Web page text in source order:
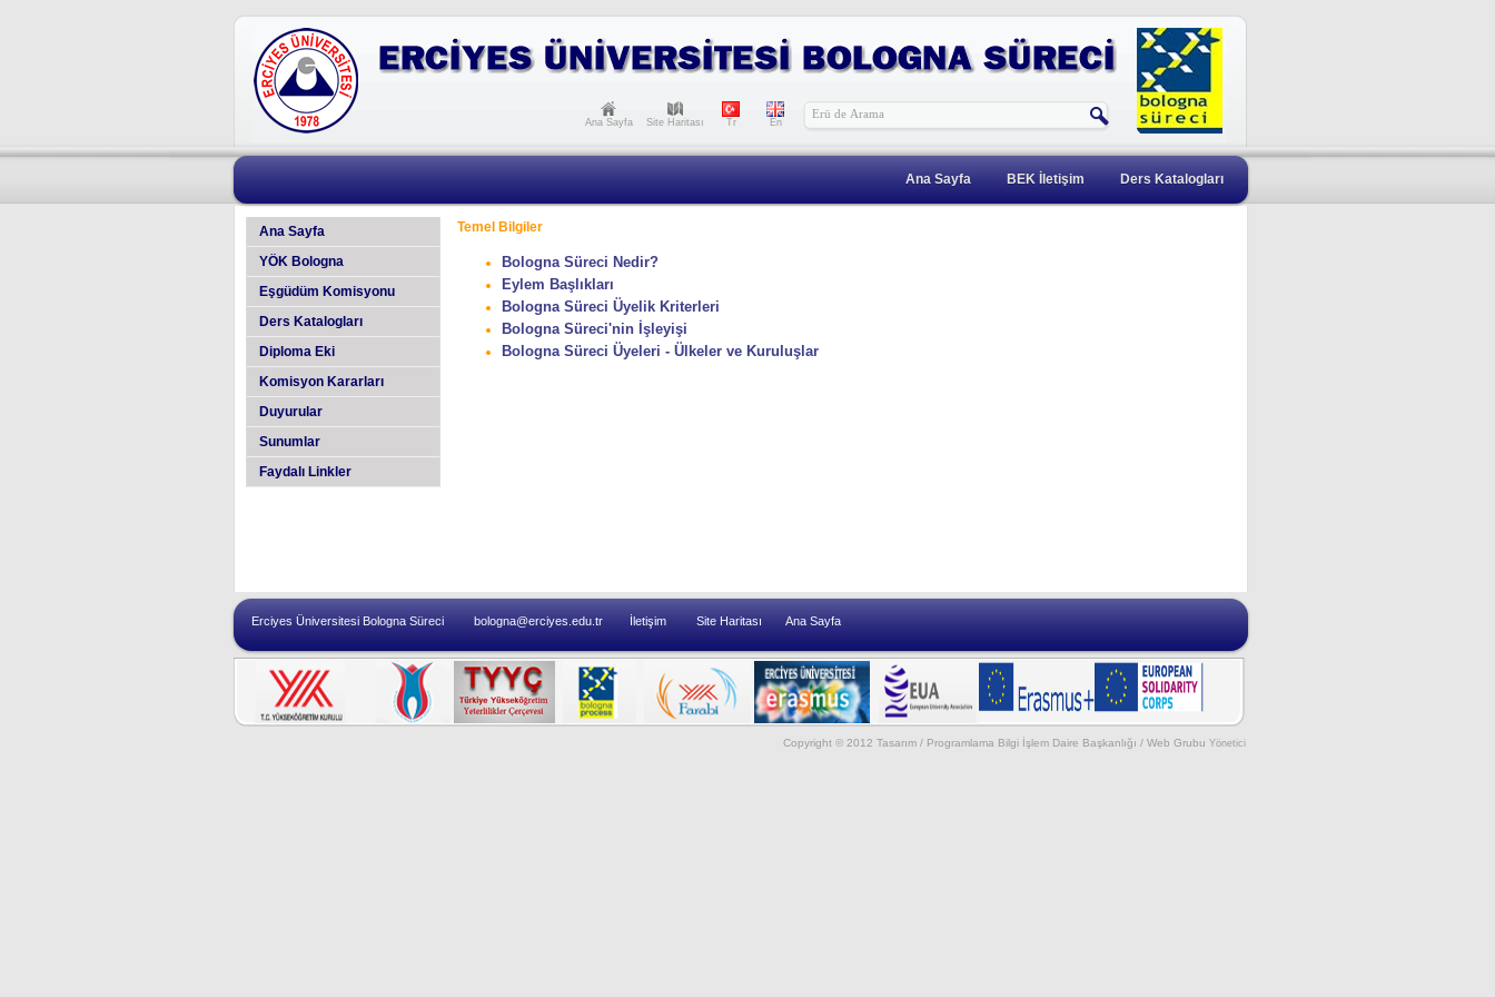
Ana Sayfa Site Haritası Tr En
Ders Katalogları
BEK İletişim
Ana Sayfa
Ana Sayfa
YÖK Bologna
Eşgüdüm Komisyonu
Ders Katalogları
Diploma Eki
Komisyon Kararları
Duyurular
Sunumlar
Faydalı Linkler
Temel Bilgiler
Bologna Süreci Nedir?
Eylem Başlıkları
Bologna Süreci Üyelik Kriterleri
Bologna Süreci'nin İşleyişi
Bologna Süreci Üyeleri - Ülkeler ve Kuruluşlar
Erciyes Üniversitesi Bologna Süreci bologna@erciyes.edu.tr İletişim Site Haritası Ana Sayfa
Copyright © 2012 Tasarım / Programlama Bilgi İşlem Daire Başkanlığı / Web GrubuYönetici